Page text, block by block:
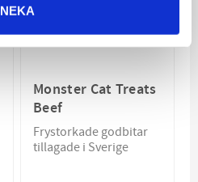
NEKA
Monster Cat Treats
Beef
Frystorkade godbitar
tillagade i Sverige